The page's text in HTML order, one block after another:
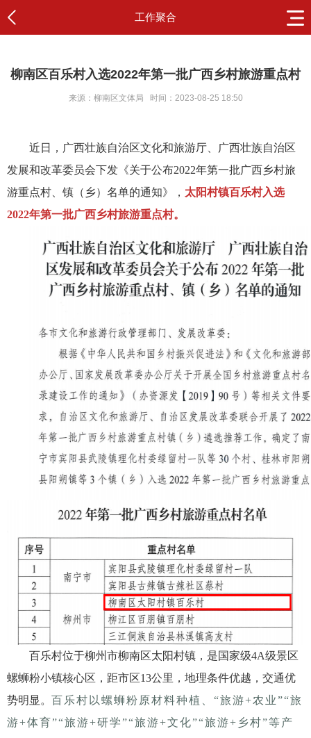
工作聚合
柳南区百乐村入选2022年第一批广西乡村旅游重点村
来源：柳南区文体局 时间：2023-08-25 18:50
近日，广西壮族自治区文化和旅游厅、广西壮族自治区
发展和改革委员会下发《关于公布2022年第一批广西乡村旅
游重点村、镇（乡）名单的通知》， 太阳村镇百乐村入选
2022年第一批广西乡村旅游重点村。
百乐村位于柳州市柳南区太阳村镇，是国家级4A级景区
螺蛳粉小镇核心区，距市区13公里，地理条件优越，交通优
势明显。 百乐村以螺蛳粉原材料种植、“旅游+农业”“旅
游+体育”“旅游+研学”“旅游+文化”“旅游+乡村”等产